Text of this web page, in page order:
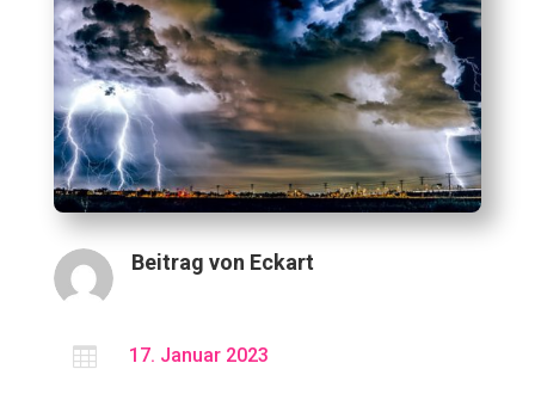
Beitrag von Eckart
 17. Januar 2023